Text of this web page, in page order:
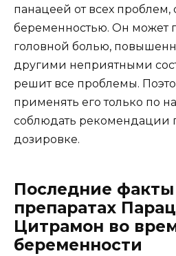
панацеей от всех проблем,
беременностью. Он может
головной болью,
другими неприятными
решит все проблемы.
применять его только по
соблюдать рекомендации
дозировке.
Последние
препаратах
Цитрамон во
беременности